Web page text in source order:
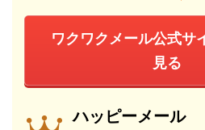
ワクワクメール公式サ
見る
ハッピーメール